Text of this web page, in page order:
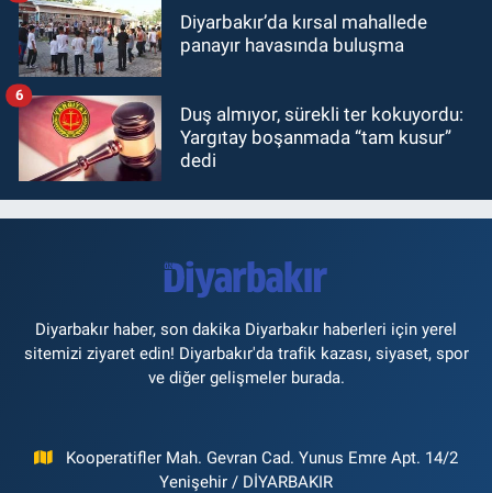
Diyarbakır’da kırsal mahallede
panayır havasında buluşma
Duş almıyor, sürekli ter kokuyordu:
Yargıtay boşanmada “tam kusur”
dedi
6
Diyarbakır haber, son dakika Diyarbakır haberleri için yerel
sitemizi ziyaret edin! Diyarbakır'da trafik kazası, siyaset, spor
ve diğer gelişmeler burada.
Kooperatifler Mah. Gevran Cad. Yunus Emre Apt. 14/2
Yenişehir / DİYARBAKIR